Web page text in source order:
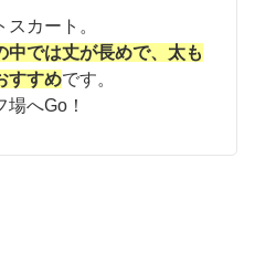
カート。
中では丈が長めで、太も
すすめです。
へGo！